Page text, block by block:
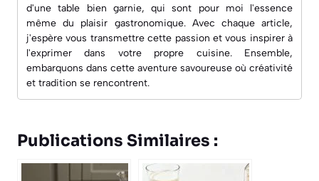
d'une table bien garnie, qui sont pour moi l'essence
même du plaisir gastronomique. Avec chaque article,
j'espère vous transmettre cette passion et vous inspirer à
l'exprimer dans votre propre cuisine. Ensemble,
embarquons dans cette aventure savoureuse où créativité
et tradition se rencontrent.
Publications Similaires :